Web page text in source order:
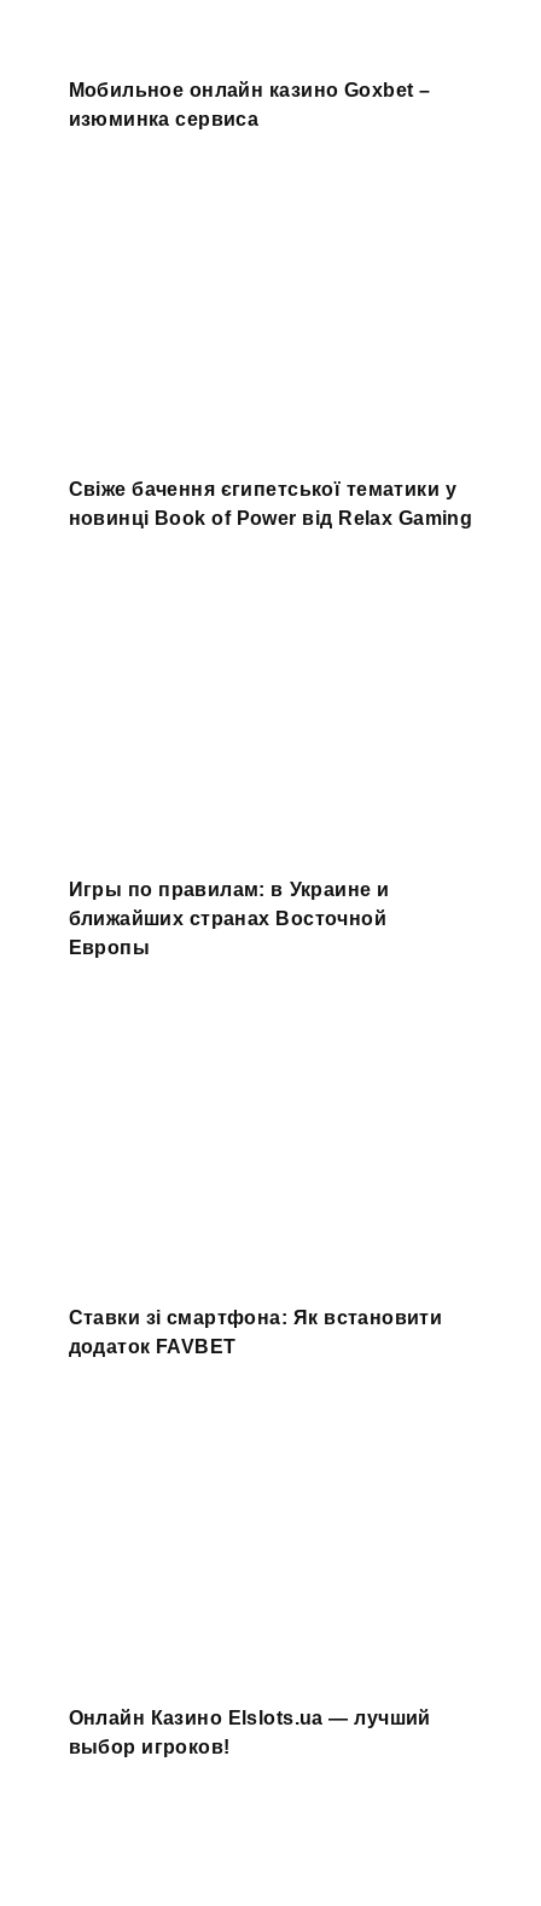
Мобильное онлайн казино Goxbet –
изюминка сервиса
Свіже бачення єгипетської тематики у
новинці Book of Power від Relax Gaming
Игры по правилам: в Украине и
ближайших странах Восточной
Европы
Ставки зі смартфона: Як встановити
додаток FAVBET
Онлайн Казино Elslots.ua — лучший
выбор игроков!